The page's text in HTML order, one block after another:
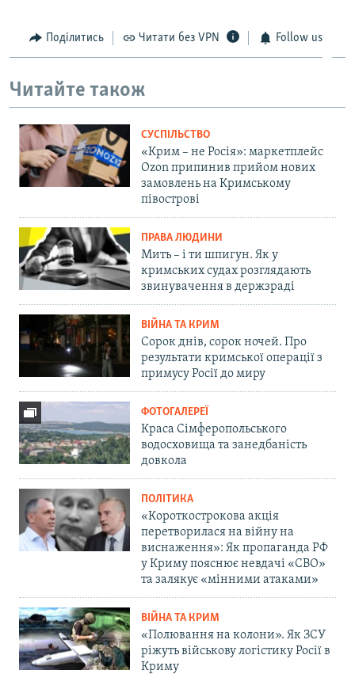
Поділитись Читати без VPN Follow us
Читайте також
СУСПІЛЬСТВО
«Крим – не Росія»: маркетплейс
Ozon припинив прийом нових
замовлень на Кримському
півострові
ПРАВА ЛЮДИНИ
Мить – і ти шпигун. Як у
кримських судах розглядають
звинувачення в держзраді
ВІЙНА ТА КРИМ
Сорок днів, сорок ночей. Про
результати кримської операції з
примусу Росії до миру
ФОТОГАЛЕРЕЇ
Краса Сімферопольського
водосховища та занедбаність
довкола
ПОЛІТИКА
«Короткострокова акція
перетворилася на війну на
виснаження»: Як пропаганда РФ
у Криму пояснює невдачі «СВО»
та залякує «мінними атаками»
ВІЙНА ТА КРИМ
«Полювання на колони». Як ЗСУ
ріжуть військову логістику Росії в
Криму